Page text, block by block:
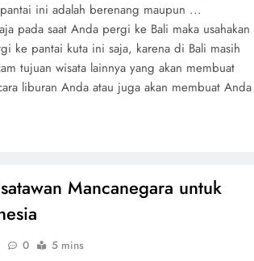
ini adalah berenang maupun ...
pada saat Anda pergi ke Bali maka usahakan
ke pantai kuta ini saja, karena di Bali masih
tujuan wisata lainnya yang akan membuat
liburan Anda atau juga akan membuat Anda
Mancanegara untuk
0 5 mins